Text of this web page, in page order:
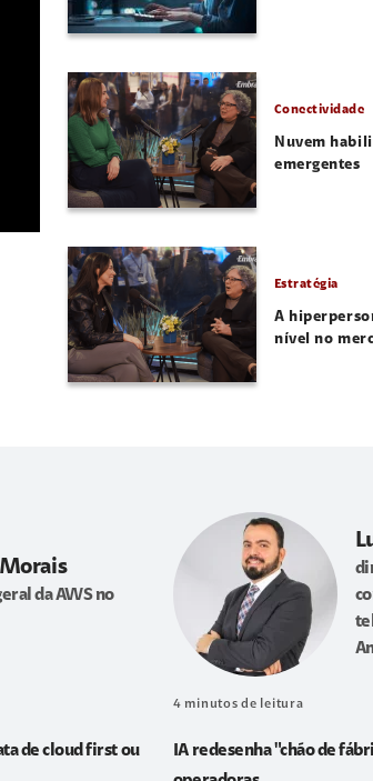
Conectividade
Nuvem
emergentes
Estratégia
A
nível no
da AWS no
de cloud first ou
4 minutos de leitura
IA redesenha "chão de